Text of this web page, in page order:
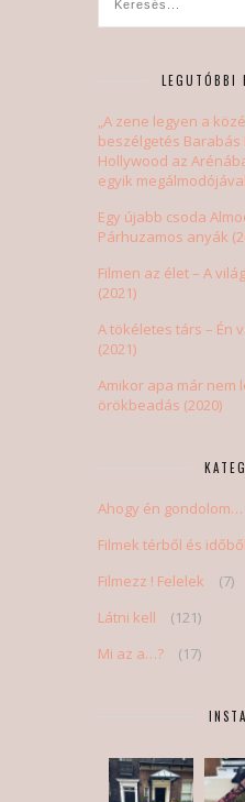
LEGUTÓBBI
„A zene legyen a
beszélgetés Barabás
Hollywood az
egyik megálmodójával
Egy újabb csoda
Párhuzamos anyák
Filmen az élet – A
(2021)
A tökéletes társ – Én
(2021)
Amikor apa már nem
örökbeadás (2020)
Ahogy én gondolom…
Filmek térből és időből
Filmezz ! Felelek
(7)
Látni kell
(121)
Mi az a…?
(17)